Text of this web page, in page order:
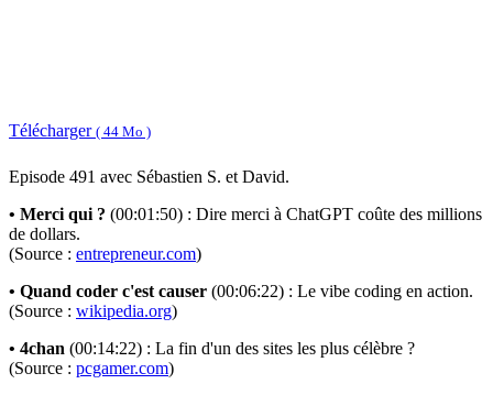
Télécharger ( 44 Mo )
Episode 491 avec Sébastien S. et David.
• Merci qui ? (00:01:50) : Dire merci à ChatGPT coûte des millions
de dollars.
(Source : entrepreneur.com)
• Quand coder c'est causer (00:06:22) : Le vibe coding en action.
(Source : wikipedia.org)
• 4chan (00:14:22) : La fin d'un des sites les plus célèbre ?
(Source : pcgamer.com)